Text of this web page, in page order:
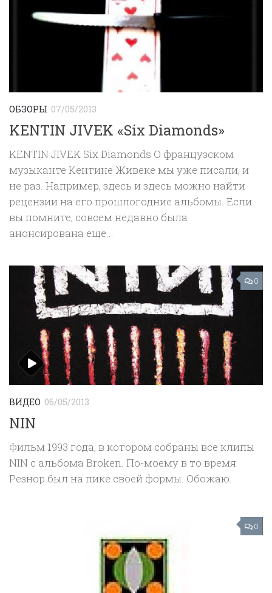
ОБЗОРЫ 07/05/2013
KENTIN JIVEK «Six Diamonds»
KENTIN JIVEK Six Diamonds О французском
музыканте Кентине Живеке мы уже писали, и
не раз. Например, здесь и здесь можно найти
рецензии на его прошлогодние альбомы. Если
вы помните, совсем недавно была
анонсирована еще...
0
ВИДЕО 06/05/2013
NIN
Фильм 1993 года, в котором собраны все клипы
NIN с альбома Broken. По-моему в то время
Резнор был на пике своей формы. Обожаю.
0